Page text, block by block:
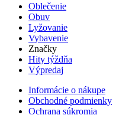
Oblečenie
Obuv
Lyžovanie
Vybavenie
Značky
Hity týždňa
Výpredaj
Informácie o nákupe
Obchodné podmienky
Ochrana súkromia